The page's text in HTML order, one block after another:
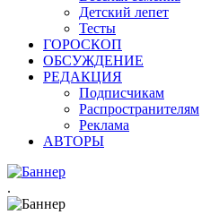
Детский лепет
Тесты
ГОРОСКОП
ОБСУЖДЕНИЕ
РЕДАКЦИЯ
Подписчикам
Распространителям
Реклама
АВТОРЫ
.